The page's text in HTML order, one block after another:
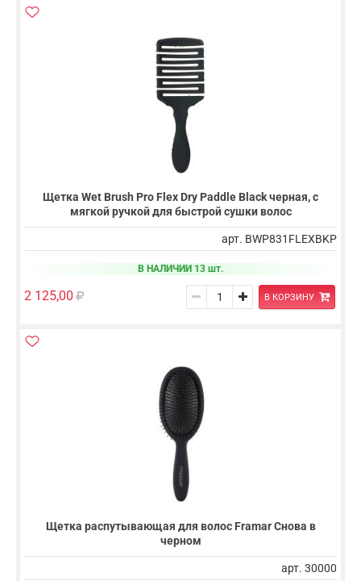
Щетка Wet Brush Pro Flex Dry Paddle Black черная, с
мягкой ручкой для быстрой сушки волос
арт. BWP831FLEXBKP
В НАЛИЧИИ 13 шт.
2 125,00 В КОРЗИНУ
Щетка распутывающая для волос Framar Снова в
черном
арт. 30000